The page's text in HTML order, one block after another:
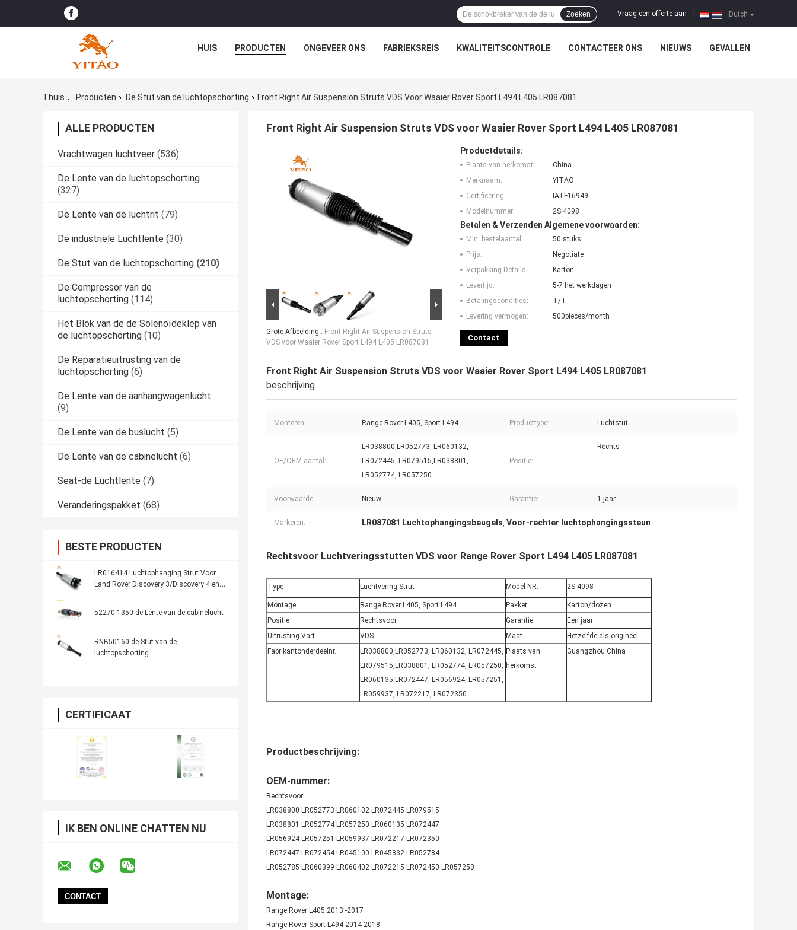
Dutch
Vraag een offerte aan
Zoeken
HUIS PRODUCTEN ONGEVEER ONS FABRIEKSREIS KWALITEITSCONTROLE CONTACTEER ONS NIEUWS GEVALLEN
Thuis Producten De Stut van de luchtopschorting Front Right Air Suspension Struts VDS Voor Waaier Rover Sport L494 L405 LR087081
ALLE PRODUCTEN
Vrachtwagen luchtveer (536)
De Lente van de luchtopschorting
(327)
De Lente van de luchtrit (79)
De industriële Luchtlente (30)
De Stut van de luchtopschorting (210)
De Compressor van de
luchtopschorting (114)
Het Blok van de de Solenoïdeklep van
de luchtopschorting (10)
De Reparatieuitrusting van de
luchtopschorting (6)
De Lente van de aanhangwagenlucht
(9)
De Lente van de buslucht (5)
De Lente van de cabinelucht (6)
Seat-de Luchtlente (7)
Veranderingspakket (68)
BESTE PRODUCTEN
LR016414 Luchtophanging Strut Voor
Land Rover Discovery 3/Discovery 4 en
52270-1350 de Lente van de cabinelucht
RNB50160 de Stut van de
luchtopschorting
CERTIFICAAT
IK BEN ONLINE CHATTEN NU
Front Right Air Suspension Struts VDS voor Waaier Rover Sport L494 L405 LR087081
Grote Afbeelding : Front Right Air Suspension Struts
VDS voor Waaier Rover Sport L494 L405 LR087081
Productdetails:
Plaats van herkomst:
China
Merknaam:
YITAO
Certificering:
IATF16949
Modelnummer:
2S 4098
Betalen & Verzenden Algemene voorwaarden:
Min. bestelaantal:
50 stuks
Prijs:
Negotiate
Verpakking Details:
Karton
Levertijd:
5-7 het werkdagen
Betalingscondities:
T/T
Levering vermogen:
500pieces/month
Contact
Front Right Air Suspension Struts VDS voor Waaier Rover Sport L494 L405 LR087081
beschrijving
Monteren: Range Rover L405, Sport L494 Producttype: Luchtstut
OE/OEM aantal:
LR038800,LR052773, LR060132,
LR072445, LR079515,LR038801,
LR052774, LR057250
Positie:
Rechts
Voorwaarde: Nieuw Garantie: 1 jaar
Markeren: LR087081 Luchtophangingsbeugels, Voor-rechter luchtophangingssteun
Rechtsvoor Luchtveringsstutten VDS voor Range Rover Sport L494 L405 LR087081
Type Luchtvering Strut Model-NR. 2S 4098
Montage Range Rover L405, Sport L494 Pakket
Karton/dozen
Positie
Rechtsvoor Garantie
Eén jaar
Uitrusting Vart
VDS Maat
Hetzelfde als origineel
Fabrikantonderdeelnr.
LR038800,LR052773, LR060132, LR072445,
LR079515,LR038801, LR052774, LR057250,
LR060135,LR072447, LR056924, LR057251,
LR059937, LR072217, LR072350
Plaats van
herkomst
Guangzhou China
Productbeschrijving:
OEM-nummer:
Rechtsvoor:
LR038800 LR052773 LR060132 LR072445 LR079515
LR038801 LR052774 LR057250 LR060135 LR072447
LR056924 LR057251 LR059937 LR072217 LR072350
LR072447 LR072454 LR045100 LR045832 LR052784
LR052785 LR060399 LR060402 LR072215 LR072450 LR057253
Montage:
Range Rover L405 2013 -2017
Range Rover Sport L494 2014-2018